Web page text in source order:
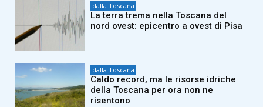
dalla Toscana
La terra trema nella Toscana del
nord ovest: epicentro a ovest di Pisa
dalla Toscana
Caldo record, ma le risorse idriche
della Toscana per ora non ne
risentono